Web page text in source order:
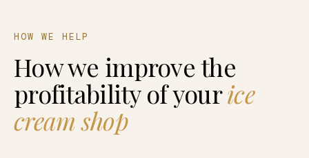
HOW WE HELP
How we improve the
profitability of yourice
cream shop